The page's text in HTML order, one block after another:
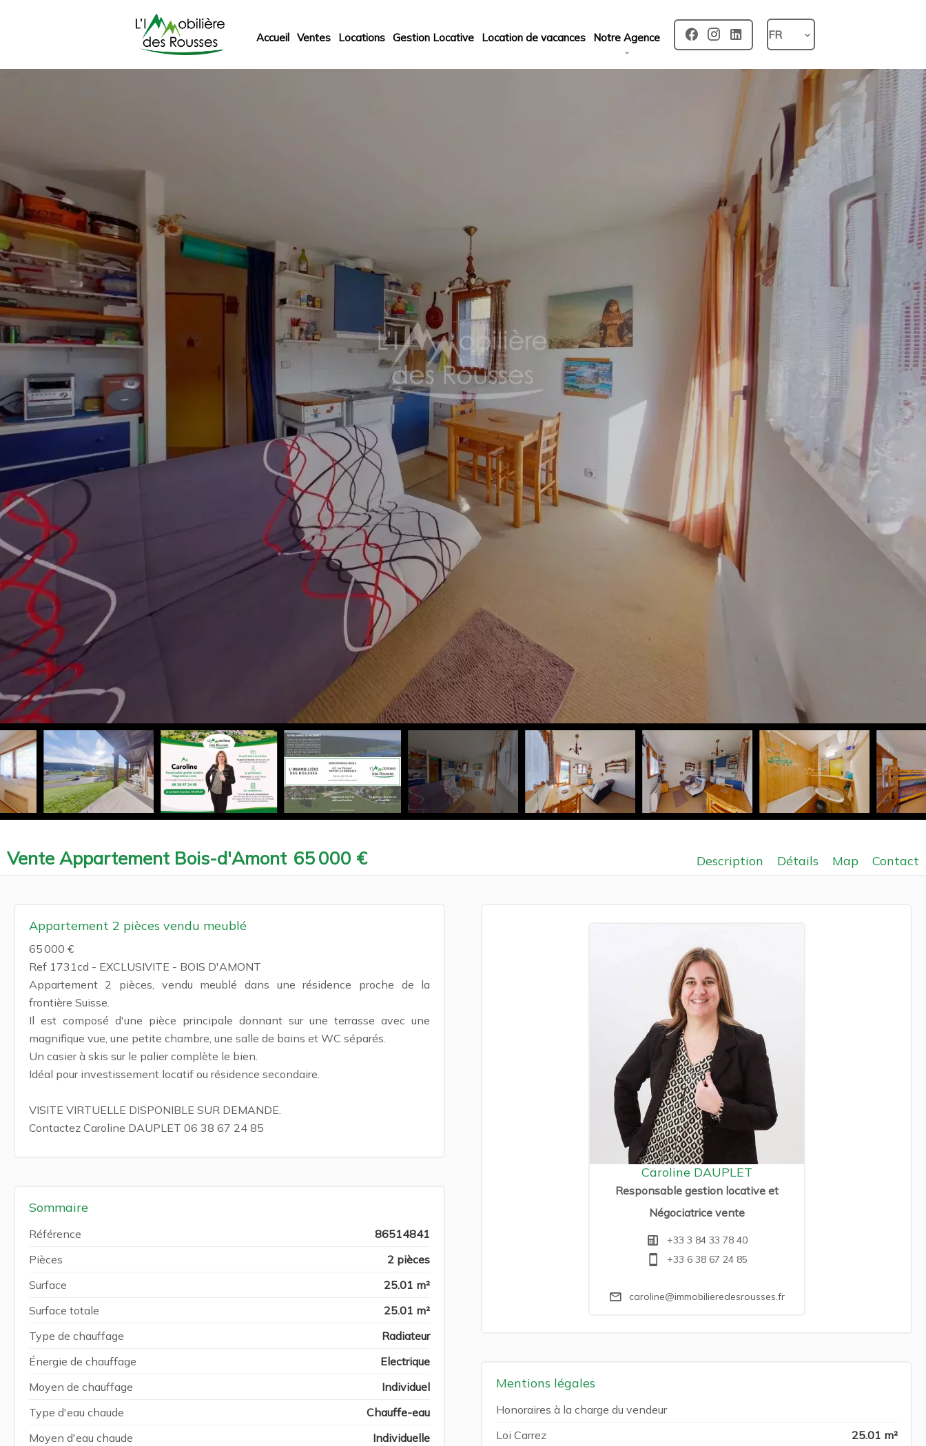
Accueil Ventes Locations Gestion Locative Location de vacances Notre Agence FR
Vente Appartement Bois-d'Amont 65 000 € Description Détails Map Contact
Appartement 2 pièces vendu meublé
65 000 €
Ref 1731cd - EXCLUSIVITE - BOIS D'AMONT
Appartement 2 pièces, vendu meublé dans une résidence proche de la
frontière Suisse.
Il est composé d'une pièce principale donnant sur une terrasse avec une
magnifique vue, une petite chambre, une salle de bains et WC séparés.
Un casier à skis sur le palier complète le bien.
Idéal pour investissement locatif ou résidence secondaire.
VISITE VIRTUELLE DISPONIBLE SUR DEMANDE.
Contactez Caroline DAUPLET 06 38 67 24 85
Sommaire
Référence
86514841
Pièces
2 pièces
Surface
25.01 m²
Surface totale
25.01 m²
Type de chauffage
Radiateur
Énergie de chauffage
Electrique
Moyen de chauffage
Individuel
Type d'eau chaude
Chauffe-eau
Moyen d'eau chaude
Individuelle
Caroline DAUPLET
Responsable gestion locative et
Négociatrice vente
+33 3 84 33 78 40
+33 6 38 67 24 85
caroline@immobilieredesrousses.fr
Mentions légales
Honoraires à la charge du vendeur
Loi Carrez
25.01 m²